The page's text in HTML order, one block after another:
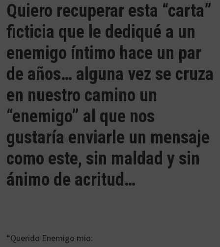
Quiero recuperar esta “carta”
ficticia que le dediqué a un
enemigo íntimo hace un par
de años… alguna vez se cruza
en nuestro camino un
“enemigo” al que nos
gustaría enviarle un mensaje
como este, sin maldad y sin
ánimo de acritud…
“Querido Enemigo mio: